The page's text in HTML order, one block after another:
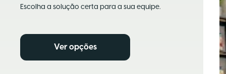
Escolha a solução certa para a sua equipe.
Ver opções